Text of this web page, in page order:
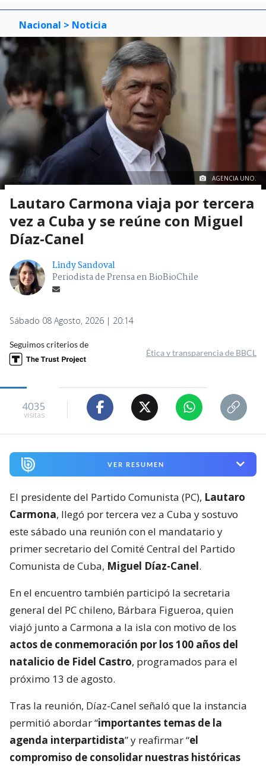
Nacional > Noticia
AGENCIA UNO.
Lautaro Carmona viaja por tercera
vez a Cuba y se reúne con Miguel
Díaz-Canel
Lindy Sandoval
Periodista de Prensa en BioBioChile
Sábado 08 Agosto, 2026 | 20:14
Seguimos criterios de
Ética y transparencia de BBCL
4035
visitas
VER RESUMEN
El presidente del Partido Comunista (PC), Lautaro
Carmona, llegó por tercera vez a Cuba y sostuvo
este sábado una reunión con el mandatario y
primer secretario del Comité Central del Partido
Comunista de Cuba, Miguel Díaz-Canel.
En el encuentro también participó la secretaria
general del PC chileno, Bárbara Figueroa, quien
viajó junto a Carmona a la isla con motivo de los
actos de conmemoración por los 100 años del
natalicio de Fidel Castro, programados para el
próximo 13 de agosto.
Tras la reunión, Díaz-Canel señaló que la instancia
permitió abordar “importantes temas de la
agenda interpartidista” y reafirmar “el
compromiso de consolidar nuestras históricas